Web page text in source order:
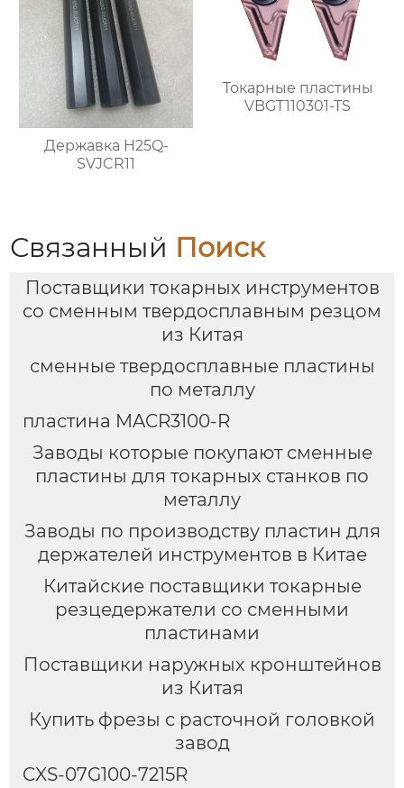
Державка H25Q-
SVJCR11
Токарные пластины
VBGT110301-TS
Связанный Поиск
Поставщики токарных инструментов
со сменным твердосплавным резцом
из Китая
сменные твердосплавные пластины
по металлу
пластина MACR3100-R
Заводы которые покупают сменные
пластины для токарных станков по
металлу
Заводы по производству пластин для
держателей инструментов в Китае
Китайские поставщики токарные
резцедержатели со сменными
пластинами
Поставщики наружных кронштейнов
из Китая
Купить фрезы с расточной головкой
завод
CXS-07G100-7215R